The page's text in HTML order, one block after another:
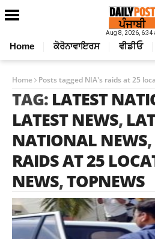
Aug 8, 2026, 6:34
Home ਕੋਰੋਨਾਵਾਇਰਸ ਵੀਡੀਓ
Home Posts tagged NIA's raids at 25
TAG: LATEST
LATEST NEWS,
NATIONAL NEWS,
RAIDS AT 25
NEWS,TOPNEWS